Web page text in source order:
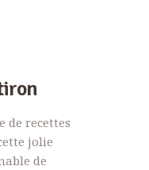
de recettes
jolie
de